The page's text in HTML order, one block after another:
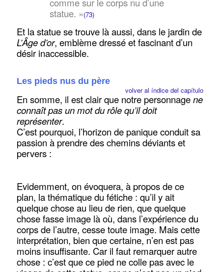
statue. »(73)
Et la statue se trouve là aussi, dans le jardin de
L’Âge d’or, emblème dressé et fascinant d’un
désir inaccessible.
Les pieds nus du père
volver al índice del capítulo
En somme, il est clair que notre personnagene
connaît pas un mot du rôle qu’il doit
représenter.
C’est pourquoi, l’horizon de panique conduit sa
passion à prendre des chemins déviants et
pervers :
Evidemment, on évoquera, à propos de ce
plan, la thématique du fétiche : qu’il y ait
quelque chose au lieu de rien, que quelque
chose fasse image là où, dans l’expérience du
corps de l’autre, cesse toute image. Mais cette
interprétation, bien que certaine, n’en est pas
moins insuffisante. Car il faut remarquer autre
chose : c’est que ce pied ne colle pas avec le